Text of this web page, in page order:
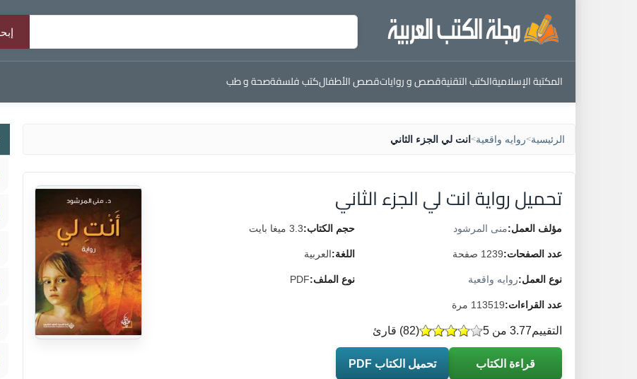
المكتبة الإسلاميةالكتب التقنيةقصص و رواياتقصص الأطفالكتب فلسفةصحة و طب
الرئيسية>روايه واقعية> انت لي الجزء الثاني
تحميل رواية انت لي الجزء الثاني
مؤلف العمل:منى المرشود حجم الكتاب:3.3 ميغا بايت
عدد الصفحات:1239 صفحة اللغة:العربية
نوع العمل:روايه واقعية نوع الملف:PDF
عدد القراءات:113519 مرة
التقييم (
82) قارئ 3.77 من 5
قراءة الكتاب تحميل الكتاب PDF